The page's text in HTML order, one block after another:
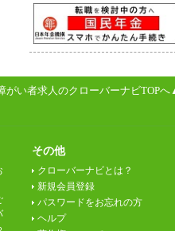
がい者求人のクローバーナビTOPへ
その他
クローバーナビとは？
新規会員登録
パスワードをお忘れの方
ヘルプ